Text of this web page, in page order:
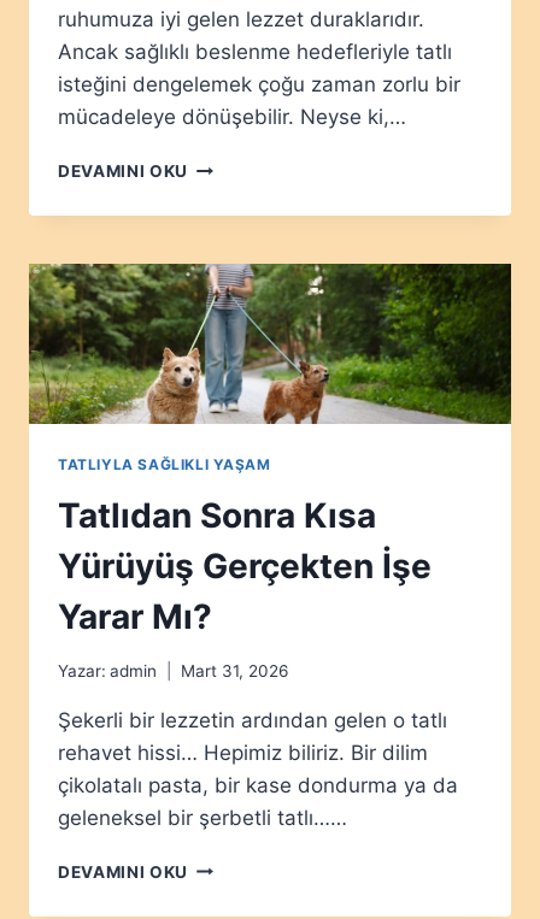
ruhumuza iyi gelen lezzet duraklarıdır.
Ancak sağlıklı beslenme hedefleriyle tatlı
isteğini dengelemek çoğu zaman zorlu bir
mücadeleye dönüşebilir. Neyse ki,…
DEVAMINI OKU TATLI
PROTEINI
DAHA
DENGELI
PORSIYONLAR
TATLIYLA SAĞLIKLI YAŞAM
Tatlıdan Sonra Kısa
Yürüyüş Gerçekten İşe
Yarar Mı?
Yazar: admin Mart 31, 2026
Şekerli bir lezzetin ardından gelen o tatlı
rehavet hissi… Hepimiz biliriz. Bir dilim
çikolatalı pasta, bir kase dondurma ya da
geleneksel bir şerbetli tatlı……
DEVAMINI OKU TATLIDAN